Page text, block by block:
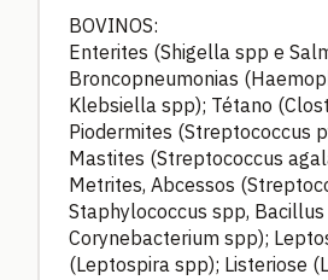
BOVINOS:
Enterites (Shigella spp e
Broncopneumonias
Klebsiella spp); Tétano
Piodermites (Streptococcus
Mastites (Streptococcus
Metrites, Abcessos
Staphylococcus spp, Bacillus
Corynebacterium spp);
(Leptospira spp); Listeriose